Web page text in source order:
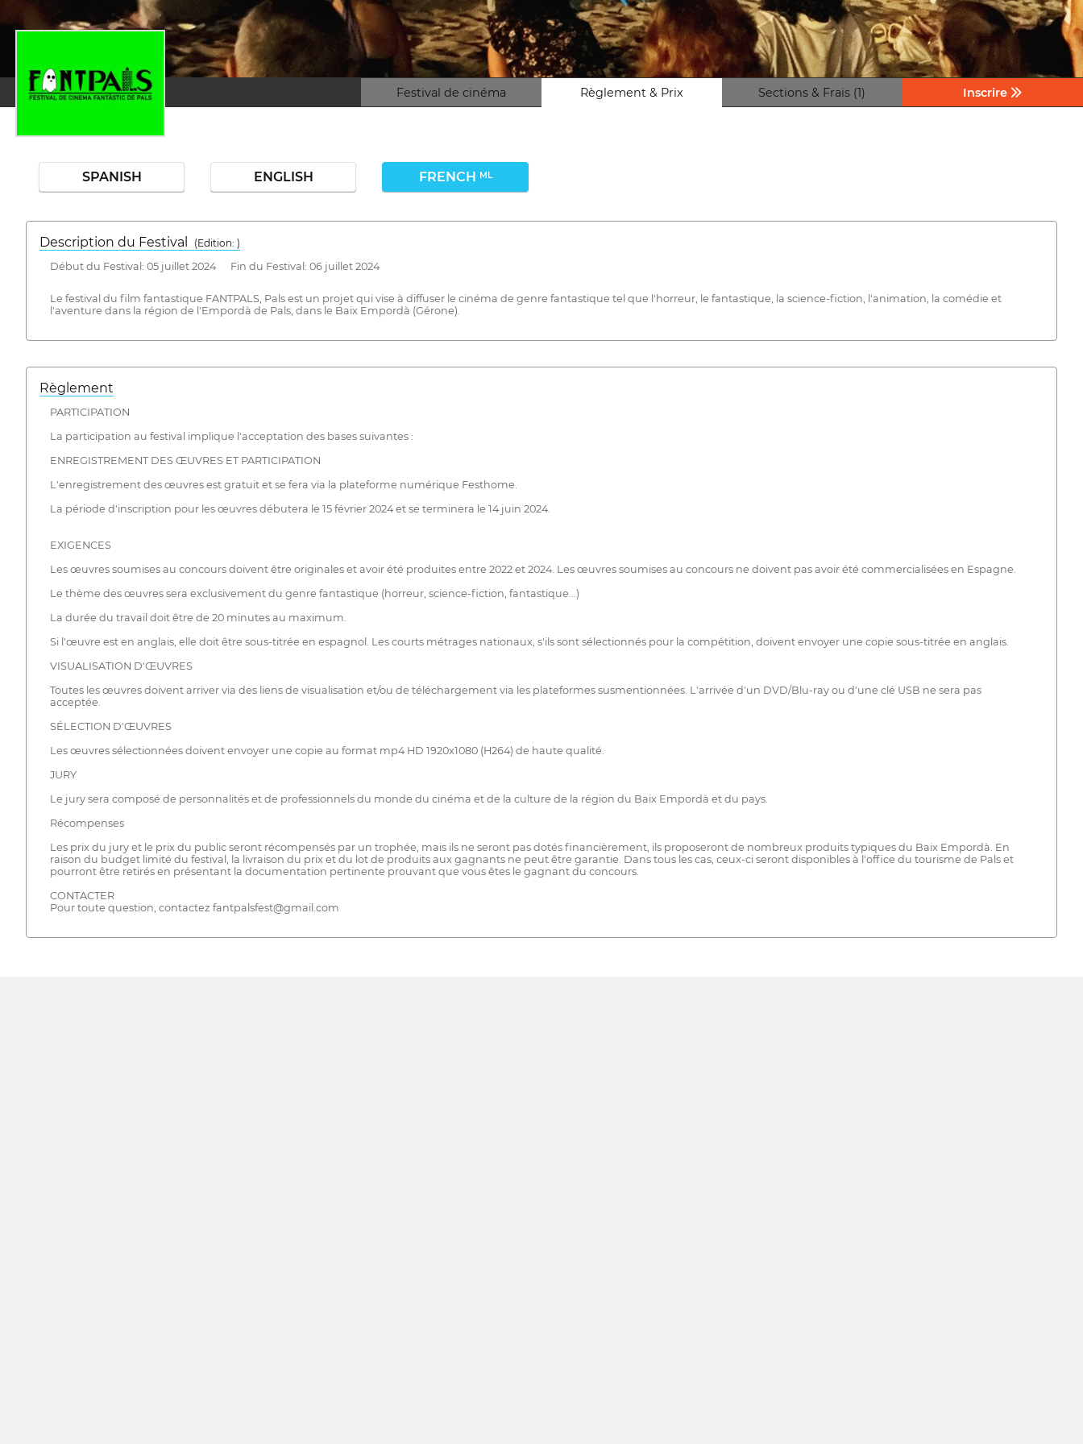
Festival de cinéma Règlement & Prix Sections & Frais (1) Inscrire
SPANISH ENGLISH FRENCH ML
Description du Festival
( Edition: )
Début du Festival: 05 juillet 2024 Fin du Festival: 06 juillet 2024
Le festival du film fantastique FANTPALS, Pals est un projet qui vise à diffuser le cinéma de genre fantastique tel que l'horreur, le fantastique, la science-fiction, l'animation, la comédie et
l'aventure dans la région de l'Empordà de Pals, dans le Baix Empordà (Gérone).
Règlement
PARTICIPATION
La participation au festival implique l'acceptation des bases suivantes :
ENREGISTREMENT DES ŒUVRES ET PARTICIPATION
L'enregistrement des œuvres est gratuit et se fera via la plateforme numérique Festhome.
La période d'inscription pour les œuvres débutera le 15 février 2024 et se terminera le 14 juin 2024.
EXIGENCES
Les œuvres soumises au concours doivent être originales et avoir été produites entre 2022 et 2024. Les œuvres soumises au concours ne doivent pas avoir été commercialisées en Espagne.
Le thème des œuvres sera exclusivement du genre fantastique (horreur, science-fiction, fantastique...)
La durée du travail doit être de 20 minutes au maximum.
Si l'œuvre est en anglais, elle doit être sous-titrée en espagnol. Les courts métrages nationaux, s'ils sont sélectionnés pour la compétition, doivent envoyer une copie sous-titrée en anglais.
VISUALISATION D'ŒUVRES
Toutes les œuvres doivent arriver via des liens de visualisation et/ou de téléchargement via les plateformes susmentionnées. L'arrivée d'un DVD/Blu-ray ou d'une clé USB ne sera pas
acceptée.
SÉLECTION D'ŒUVRES
Les œuvres sélectionnées doivent envoyer une copie au format mp4 HD 1920x1080 (H264) de haute qualité.
JURY
Le jury sera composé de personnalités et de professionnels du monde du cinéma et de la culture de la région du Baix Empordà et du pays.
Récompenses
Les prix du jury et le prix du public seront récompensés par un trophée, mais ils ne seront pas dotés financièrement, ils proposeront de nombreux produits typiques du Baix Empordà. En
raison du budget limité du festival, la livraison du prix et du lot de produits aux gagnants ne peut être garantie. Dans tous les cas, ceux-ci seront disponibles à l'office du tourisme de Pals et
pourront être retirés en présentant la documentation pertinente prouvant que vous êtes le gagnant du concours.
CONTACTER
Pour toute question, contactez fantpalsfest@gmail.com